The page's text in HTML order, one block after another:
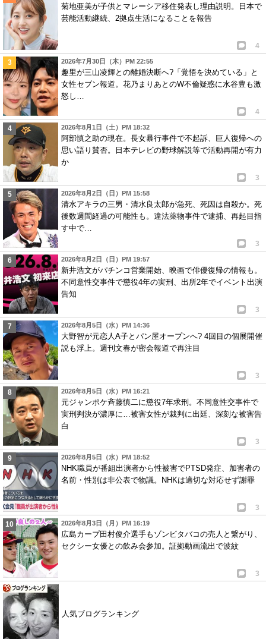
菊地亜美が子供とマレーシア移住発表し理由説明。日本で
芸能活動継続、2拠点生活になることを報告
4
2026年7月30日（木）PM 22:55
趣里が三山凌輝との離婚決断へ?「覚悟を決めている」と
女性セブン報道。花乃まりあとのW不倫疑惑に水谷豊も激
怒し…
4
2026年8月1日（土）PM 18:32
阿部慎之助の現在。長女暴行事件で不起訴、巨人復帰への
思い語り賛否。日本テレビの野球解説等で活動再開が有力
か
3
2026年8月2日（日）PM 15:58
清水アキラの三男・清水良太郎が急死、死因は自殺か。死
後数週間経過の可能性も。違法薬物事件で逮捕、再起目指
す中で…
3
2026年8月2日（日）PM 19:57
新井浩文がパチンコ営業開始、映画で俳優復帰の情報も。
不同意性交事件で懲役4年の実刑、出所2年でイベント出演
告知
3
2026年8月5日（水）PM 14:36
大野智が元恋人A子とパン屋オープンへ? 4回目の個展開催
説も浮上。週刊文春が密会報道で再注目
3
2026年8月5日（水）PM 16:21
元ジャンポケ斉藤慎二に懲役7年求刑。不同意性交事件で
実刑判決が濃厚に…被害女性が裁判に出廷、深刻な被害告
白
3
2026年8月5日（水）PM 18:52
NHK職員が番組出演者から性被害でPTSD発症、加害者の
名前・性別は非公表で物議。NHKは適切な対応せず謝罪
3
2026年8月3日（月）PM 16:19
広島カープ田村俊介選手もゾンビタバコの売人と繋がり、
セクシー女優との飲み会参加。証拠動画流出で波紋
3
人気ブログランキング